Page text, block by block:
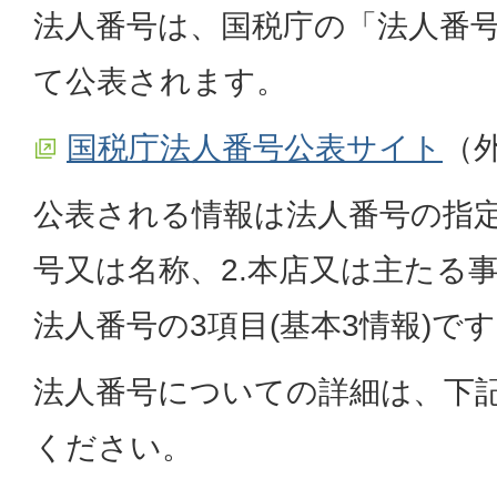
法人番号は、国税庁の「法人番
て公表されます。
国税庁法人番号公表サイト
（
公表される情報は法人番号の指
号又は名称、2.本店又は主たる
法人番号の3項目(基本3情報)で
法人番号についての詳細は、下
ください。